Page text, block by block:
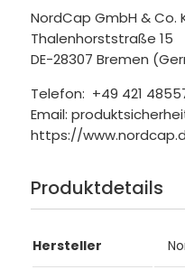
NordCap GmbH & Co.
Thalenhorststraße 15
DE-28307 Bremen
Telefon: +49 421
Email:
https://
Produktdetails
Hersteller